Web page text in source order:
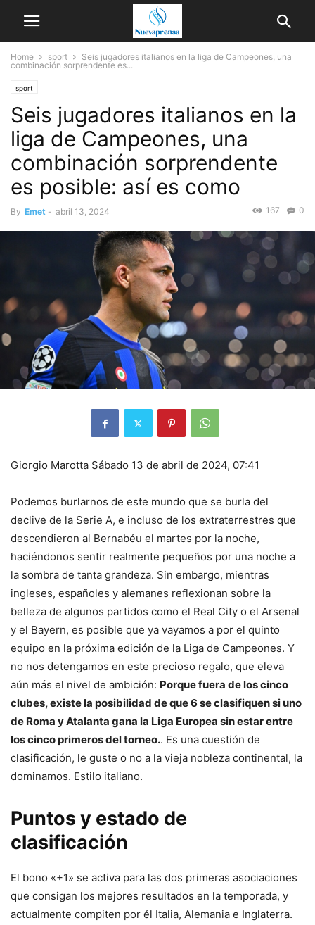
Home sport
Seis jugadores italianos en la liga de Campeones, una
combinación sorprendente es...
sport
Seis jugadores italianos en la
liga de Campeones, una
combinación sorprendente
es posible: así es como
By Emet - abril 13, 2024 0
167
Giorgio Marotta Sábado 13 de abril de 2024, 07:41
Podemos burlarnos de este mundo que se burla del
declive de la Serie A, e incluso de los extraterrestres que
descendieron al Bernabéu el martes por la noche,
haciéndonos sentir realmente pequeños por una noche a
la sombra de tanta grandeza. Sin embargo, mientras
ingleses, españoles y alemanes reflexionan sobre la
belleza de algunos partidos como el Real City o el Arsenal
y el Bayern, es posible que ya vayamos a por el quinto
equipo en la próxima edición de la Liga de Campeones. Y
no nos detengamos en este precioso regalo, que eleva
aún más el nivel de ambición: Porque fuera de los cinco
clubes, existe la posibilidad de que 6 se clasifiquen si uno
de Roma y Atalanta gana la Liga Europea sin estar entre
los cinco primeros del torneo.. Es una cuestión de
clasificación, le guste o no a la vieja nobleza continental, la
dominamos. Estilo italiano.
Puntos y estado de
clasificación
El bono «+1» se activa para las dos primeras asociaciones
que consigan los mejores resultados en la temporada, y
actualmente compiten por él Italia, Alemania e Inglaterra.